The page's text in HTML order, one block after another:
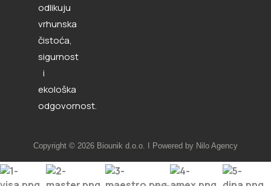
odlikuju
vrhunska
čistoća,
sigurnost
i
ekološka
odgovornost.
Copyright © 2026 Biounik d.o.o. I Powered by Nilo Agency